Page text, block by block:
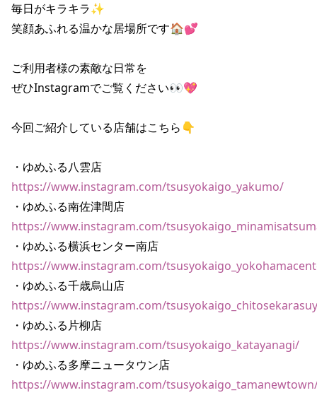
毎日がキラキラ✨
笑顔あふれる温かな居場所です🏠💕
ご利用者様の素敵な日常を
ぜひInstagramでご覧ください👀💖
今回ご紹介している店舗はこちら👇
https://www.instagram.com/tsusyokaigo_yakumo/
https://www.instagram.com/
https://www.instagram.com/
https://www.instagram.com/
https://www.instagram.com/tsusyokaigo_katayanagi/
https://www.instagram.com/